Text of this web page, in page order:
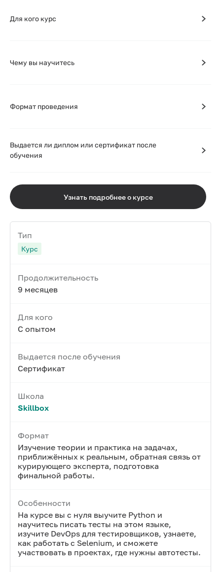
Для кого курс
Чему вы научитесь
Формат проведения
Выдается ли диплом или сертификат после
обучения
Узнать подробнее о курсе
Тип
Курс
Продолжительность
9 месяцев
Для кого
С опытом
Выдается после обучения
Сертификат
Школа
Skillbox
Формат
Изучение теории и практика на задачах,
приближённых к реальным, обратная связь от
курирующего эксперта, подготовка
финальной работы.
Особенности
На курсе вы с нуля выучите Python и
научитесь писать тесты на этом языке,
изучите DevOps для тестировщиков, узнаете,
как работать с Selenium, и сможете
участвовать в проектах, где нужны автотесты.